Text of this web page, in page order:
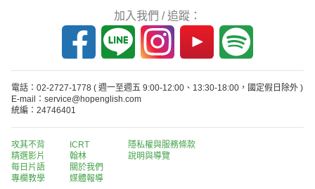
加入我們 / 追蹤：
電話：02-2727-1778 ( 週一至週五 9:00-12:00、13:30-18:00，國定假日除外 )
E-mail：service@hopenglish.com
統編：24746401
攻其不背
精選影片
每日片語
專欄教學
ICRT
翰林
關於我們
媒體報導
隱私權與服務條款
說明與導覽